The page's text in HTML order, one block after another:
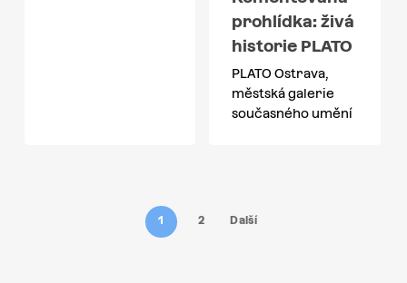
prohlídka: živá
historie PLATO
PLATO Ostrava,
městská galerie
současného umění
1 2 Další